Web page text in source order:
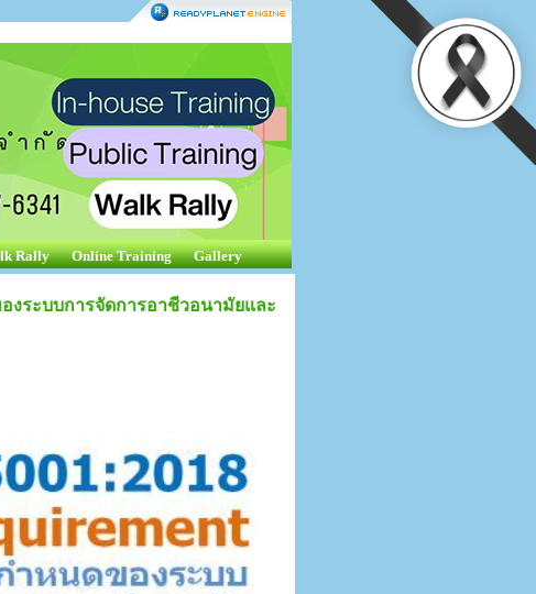
Rally Online Training
Gallery
องระบบการจัดการอาชีวอนามัยและ